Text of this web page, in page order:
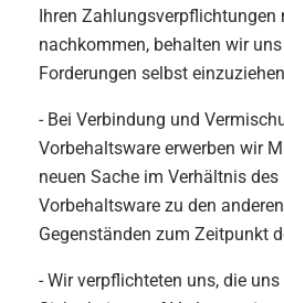
Ihren
nachkommen, behalten wir
Forderungen selbst
- Bei Verbindung und
Vorbehaltsware erwerben wir
neuen Sache im Verhältnis
Vorbehaltsware zu den
Gegenständen zum Zeitpunkt
- Wir verpflichteten uns, die